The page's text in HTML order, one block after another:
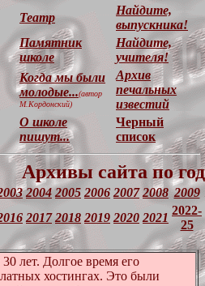
Театр
Найдите,
выпускника!
Памятник
школе
Найдите,
учителя!
Когда мы были
молодые...(автор
М.Кордонский)
Архив
печальных
известий
О школе
пишут...
Черный
список
Архивы сайта по
2004 2005 2006 2007 2008 2009
2017 2018 2019 2020 2021
2022-
25
лет. Долгое время его
хостингах. Это были